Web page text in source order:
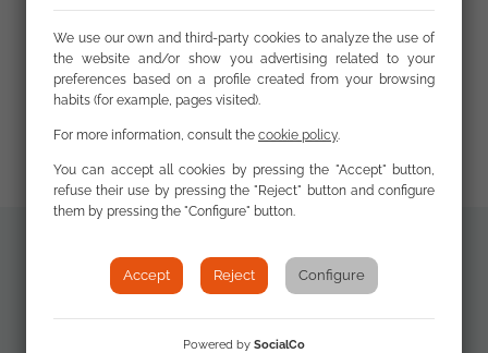
constitución y las actividades de la red antes de
realizar un análisis crítico de los Fondos
Estructurales como política e instrumento
financiero para tratar de resolver los problemas
del pueblo gitano. Concluye identificando
lecciones aprendidas y retos a futuro de la red.
Additional
materials
Descargar PDF
Documento
We use our own and third-party cookies to analyze the use of
the website and/or show you advertising related to your
preferences based on a profile created from your browsing
habits (for example, pages visited).
For more information, consult the cookie policy.
You can accept all cookies by pressing the "Accept" button,
refuse their use by pressing the "Reject" button and configure
them by pressing the "Configure" button.
Accept Reject Configure
Powered by SocialCo